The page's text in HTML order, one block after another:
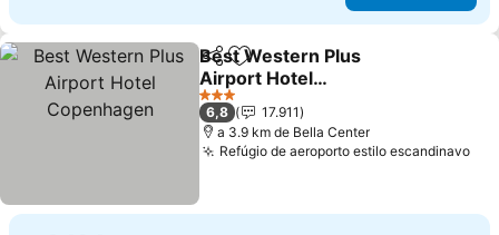
PartilharAdicionar aos favoritos
Best Western Plus
Airport Hotel
Copenhagen
3 Estrelas
6,8
17.911
a 3.9 km de Bella Center
Refúgio de aeroporto estilo escandinavo